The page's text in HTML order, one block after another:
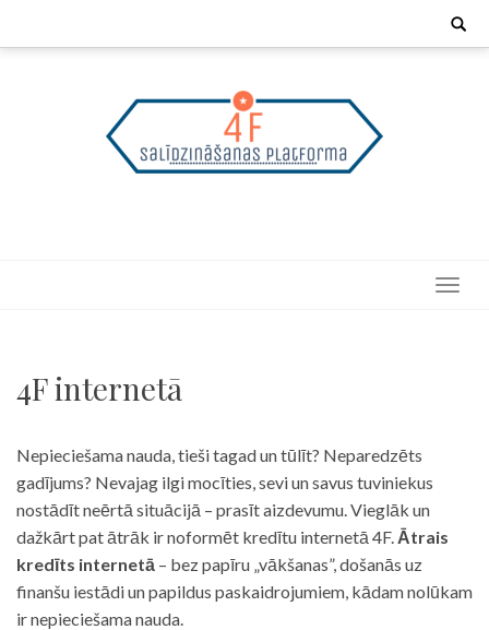
Search
4F internetā
Nepieciešama nauda, tieši tagad un tūlīt? Neparedzēts
gadījums? Nevajag ilgi mocīties, sevi un savus tuviniekus
nostādīt neērtā situācijā – prasīt aizdevumu. Vieglāk un
dažkārt pat ātrāk ir noformēt kredītu internetā 4F. Ātrais
kredīts internetā – bez papīru „vākšanas”, došanās uz
finanšu iestādi un papildus paskaidrojumiem, kādam nolūkam
ir nepieciešama nauda.